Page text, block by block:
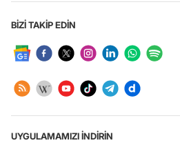
BİZİ TAKİP EDİN
UYGULAMAMIZI İNDİRİN